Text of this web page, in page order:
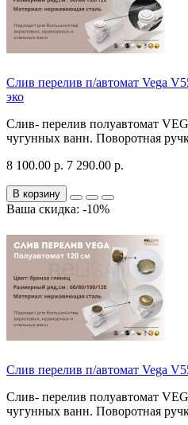
Слив перелив п/автомат Vega
эко
Слив- перелив полуавтомат
чугунных ванн. Поворотная
8 100.00 р. 7 290.00 р.
В корзину
Ваша скидка: -10%
Слив перелив п/автомат Vega
Слив- перелив полуавтомат
чугунных ванн. Поворотная